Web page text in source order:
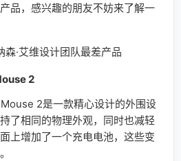
品，感兴趣的朋友不妨来了解一
2
2是一款精心设计的外围设
了相同的物理外观，同时也减轻
上增加了一个充电电池，这些变